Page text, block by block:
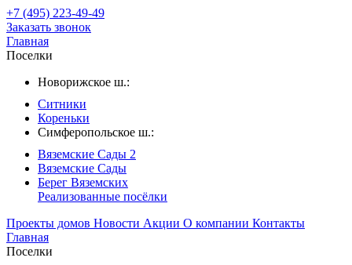
+7 (495) 223-49-49
Заказать звонок
Главная
Поселки
Новорижское ш.:
Ситники
Кореньки
Симферопольское ш.:
Вяземские Сады 2
Вяземские Сады
Берег Вяземскиx
Реализованные посёлки
Проекты домов Новости Акции О компании Контакты
Главная
Поселки